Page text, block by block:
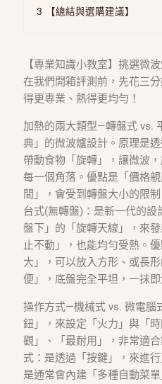
3
【總結與選購建議】
【專業知識小教室】挑選微
在我們開箱評測前，先花三
得更專業、熱得更均勻！
加熱的兩大類型—轉盤式 vs.
典」的微波爐設計。原理是
帶動食物「旋轉」，讓微波
每一個角落。優點是「價格
間」，會受到轉盤大小的限
台式(無轉盤)：是新一代的
盤下」的「旋轉天線」，來
止不動」，也能均勻受熱。
大」，可以放入方形、或長
便」，底盤完全平坦，一抹即
操作方式—機械式 vs. 微電腦
鈕」，來設定「火力」與「
觀」、「最耐用」，非常適
式：是透過「按鍵」，來進
是通常會內建「多種自動菜